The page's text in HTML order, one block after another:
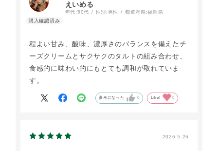
えいめる
年代:50代 性別: 男性 都道府県:福岡県
程よい甘み、酸味、濃厚さのバランスを備えたチ
ーズクリームとサクサクのタルトの組み合わせ、
食感的に味わい的にもとても調和が取れていま
す。
参考になった 0 Like! 0
2026.5.26